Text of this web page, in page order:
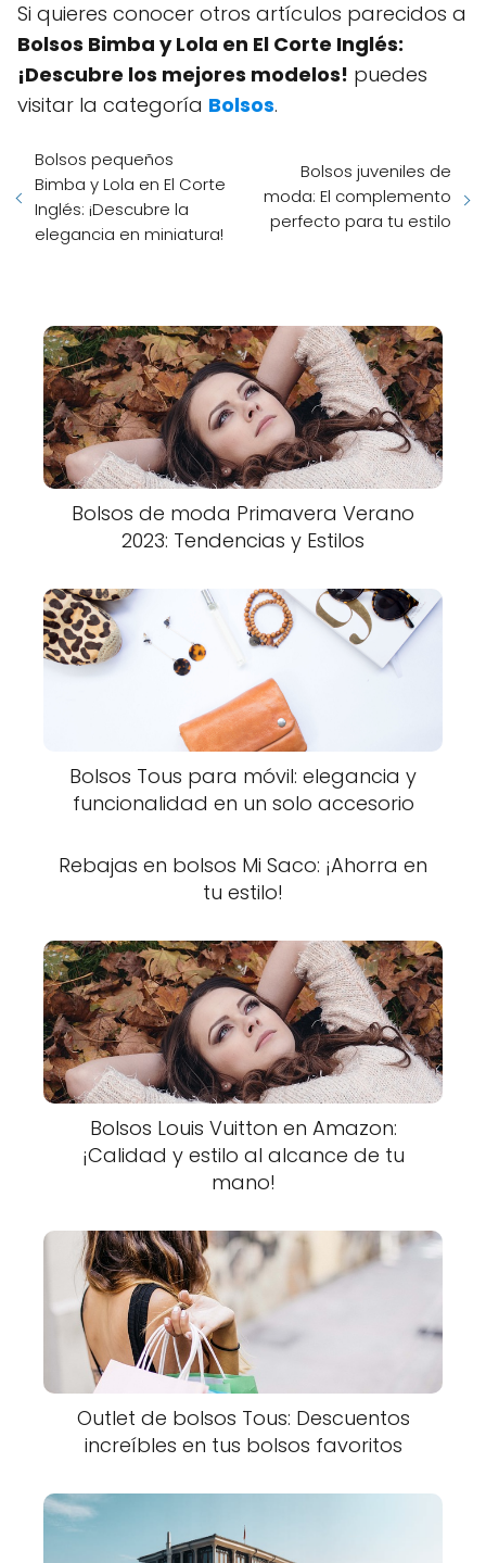
Si quieres conocer otros artículos parecidos a
Bolsos Bimba y Lola en El Corte Inglés:
¡Descubre los mejores modelos! puedes
visitar la categoría Bolsos.
Bolsos pequeños
Bimba y Lola en El Corte
Inglés: ¡Descubre la
elegancia en miniatura!
Bolsos juveniles de
moda: El complemento
perfecto para tu estilo
Bolsos de moda Primavera Verano
2023: Tendencias y Estilos
Bolsos Tous para móvil: elegancia y
funcionalidad en un solo accesorio
Rebajas en bolsos Mi Saco: ¡Ahorra en
tu estilo!
Bolsos Louis Vuitton en Amazon:
¡Calidad y estilo al alcance de tu
mano!
Outlet de bolsos Tous: Descuentos
increíbles en tus bolsos favoritos